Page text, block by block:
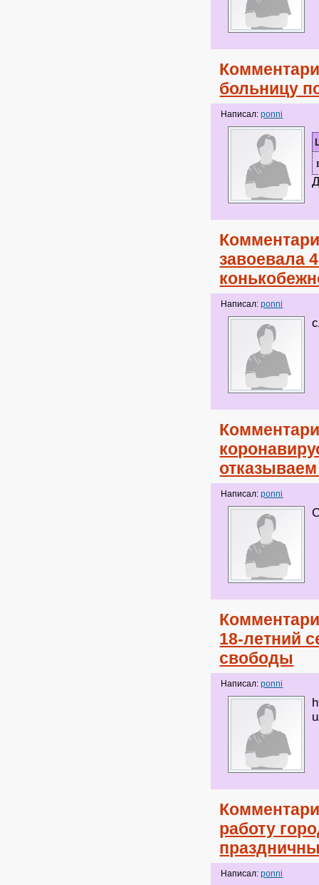
больницу
Написал:ponni
завоевала
Написал:ponni
Написал:ponni
18-летний
свободы
Написал:ponni
работу
Написал:ponni